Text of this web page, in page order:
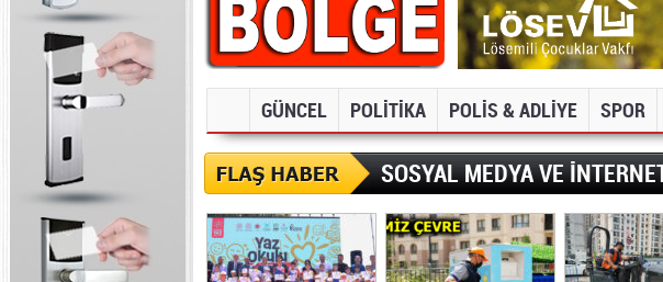
GÜNCEL POLİTİKA POLİS & ADLİYE SPOR
SOSYAL MEDYA VE